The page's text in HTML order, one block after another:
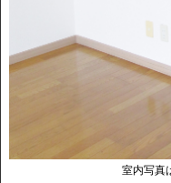
室内写真